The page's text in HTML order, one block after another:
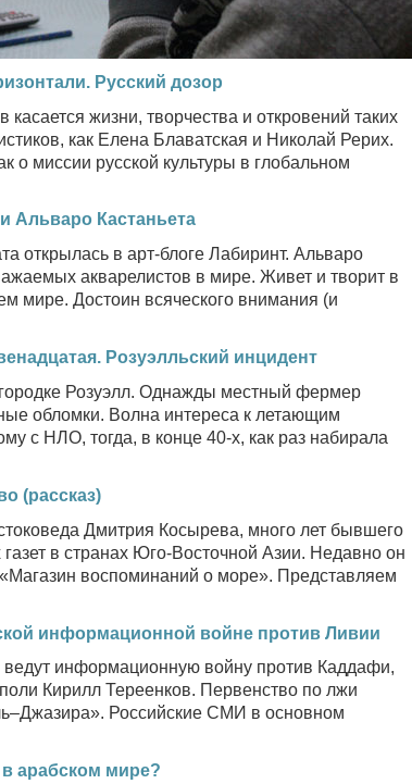
Русский дозор
касается жизни, творчества и откровений таких
как Елена Блаватская и Николай Рерих.
о миссии русской культуры в глобальном
Альваро Кастаньета
открылась в арт-блоге Лабиринт. Альваро
акварелистов в мире. Живет и творит в
мире. Достоин всяческого внимания (и
Розуэлльский инцидент
Розуэлл. Однажды местный фермер
обломки. Волна интереса к летающим
с НЛО, тогда, в конце 40-х, как раз набирала
(рассказ)
Дмитрия Косырева, много лет бывшего
в странах Юго-Восточной Азии. Недавно он
воспоминаний о море». Представляем
информационной войне против Ливии
информационную войну против Каддафи,
Кирилл Тереенков. Первенство по лжи
Российские СМИ в основном
арабском мире?